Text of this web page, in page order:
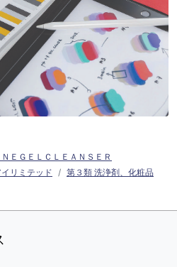
ＥＧＥＬＣＬＥＡＮＳＥＲ
リミテッド
第３類 洗浄剤、化粧品